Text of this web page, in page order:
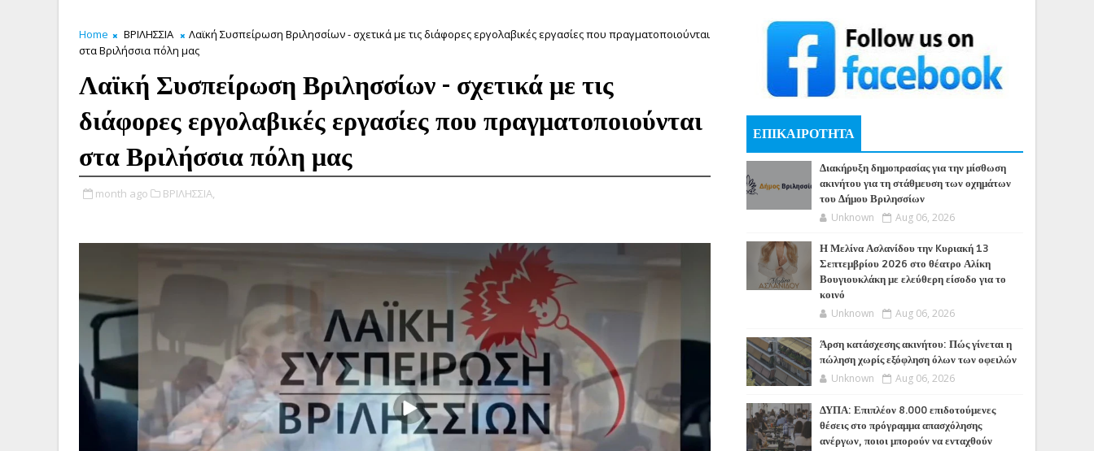
Home ΒΡΙΛΗΣΣΙΑ
Λαϊκή Συσπείρωση Βριλησσίων - σχετικά με τις διάφορες εργολαβικές εργασίες που πραγματοποιούνται
στα Βριλήσσια πόλη μας
Λαϊκή Συσπείρωση Βριλησσίων - σχετικά με τις
διάφορες εργολαβικές εργασίες που πραγματοποιούνται
στα Βριλήσσια πόλη μας
month ago ΒΡΙΛΗΣΣΙΑ,
ΕΠΙΚΑΙΡΟΤΗΤΑ
Διακήρυξη δημοπρασίας για την μίσθωση
ακινήτου για τη στάθμευση των οχημάτων
του Δήμου Βριλησσίων
Unknown Aug 06, 2026
Η Μελίνα Ασλανίδου την Kυριακή 13
Σεπτεμβρίου 2026 στο θέατρο Αλίκη
Βουγιουκλάκη με ελεύθερη είσοδο για το
κοινό
Unknown Aug 06, 2026
Άρση κατάσχεσης ακινήτου: Πώς γίνεται η
πώληση χωρίς εξόφληση όλων των οφειλών
Unknown Aug 06, 2026
ΔΥΠΑ: Επιπλέον 8.000 επιδοτούμενες
θέσεις στο πρόγραμμα απασχόλησης
ανέργων, ποιοι μπορούν να ενταχθούν